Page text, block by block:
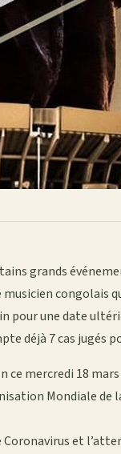
grands
congolais
pour une date
déjà 7 cas jugés
ce mercredi 18
Mondiale de
Coronavirus et